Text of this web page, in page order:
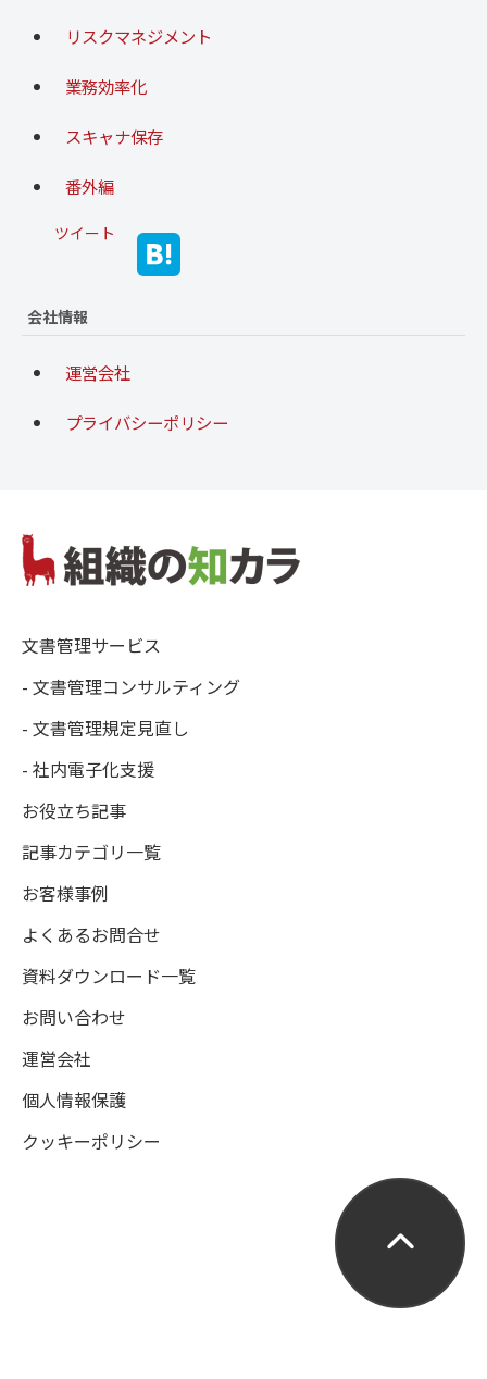
リスクマネジメント
業務効率化
スキャナ保存
番外編
ツイート
会社情報
運営会社
プライバシーポリシー
文書管理サービス
- 文書管理コンサルティング
- 文書管理規定見直し
- 社内電子化支援
お役立ち記事
記事カテゴリ一覧
お客様事例
よくあるお問合せ
資料ダウンロード一覧
お問い合わせ
運営会社
個人情報保護
クッキーポリシー